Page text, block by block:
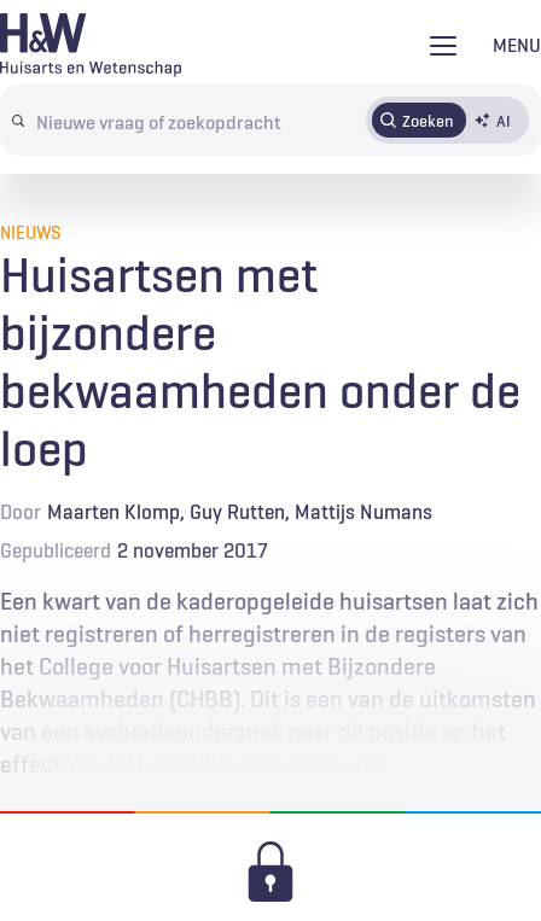
Overslaan
en
de
MENU
Search
terms
Zoeken AI
AbonnerenTijdschrift Inloggen
NIEUWS
Huisartsen met
bijzondere
bekwaamheden onder de
loep
Door Maarten Klomp Guy Rutten Mattijs Numans
Gepubliceerd 2 november 2017
Een kwart van de kaderopgeleide huisartsen laat zich
niet registreren of herregistreren in de registers van
het College voor Huisartsen met Bijzondere
Bekwaamheden (CHBB). Dit is een van de uitkomsten
van een evaluatieonderzoek naar de positie en het
effect van bij het CHBB geregistreerde…